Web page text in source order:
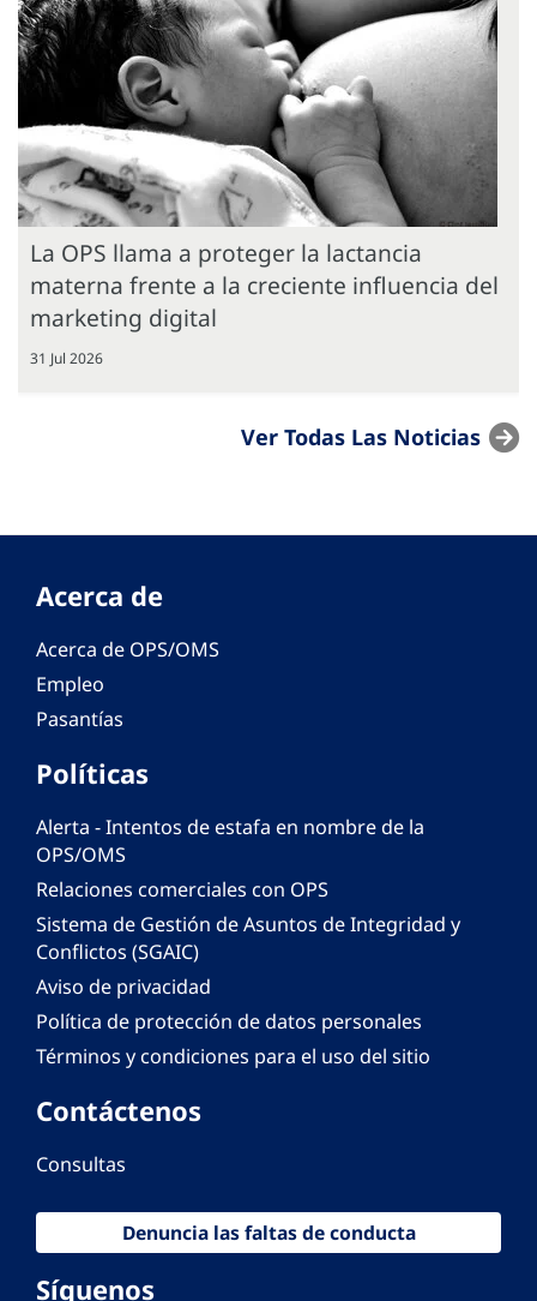
La OPS llama a proteger la lactancia
materna frente a la creciente influencia del
marketing digital
31 Jul 2026
Ver Todas Las Noticias
Acerca de
Acerca de OPS/OMS
Empleo
Pasantías
Políticas
Alerta - Intentos de estafa en nombre de la
OPS/OMS
Relaciones comerciales con OPS
Sistema de Gestión de Asuntos de Integridad y
Conflictos (SGAIC)
Aviso de privacidad
Política de protección de datos personales
Términos y condiciones para el uso del sitio
Contáctenos
Consultas
Denuncia las faltas de conducta
Síguenos